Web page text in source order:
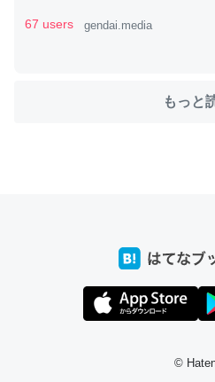
ちょうど同じ理由でEcho
り時間を日数にすると1週間と
たいなのでネット環境作ったけ
回線代ほとんどかからないです
67 users gendai.media
もっと
©